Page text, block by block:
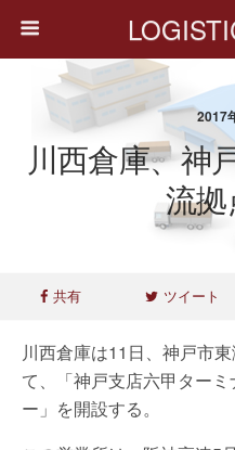
2017
川西倉庫、神
流
共有 ツイート
川西倉庫は11日、神戸市
て、「神戸支店六甲ター
ー」を開設する。